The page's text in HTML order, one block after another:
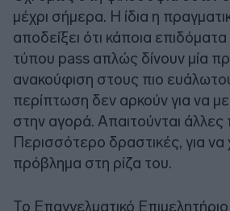
μέχρι σήμερα. Η ίδια η
αποδείξει ότι κάποια
τύπου pass απλώς δίνουν μία
ανακούφιση στους πιο
περίπτωση δεν αρκούν για να
στην αγορά. Απαιτούνται άλλες
Περισσότερο δραστικές, για να
πρόβλημα στη ρίζα του.
Το Επαγγελματικό